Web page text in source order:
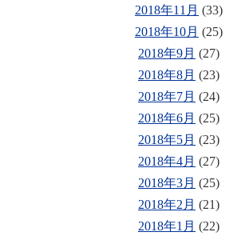
2018年11月 (33)
2018年10月 (25)
2018年9月 (27)
2018年8月 (23)
2018年7月 (24)
2018年6月 (25)
2018年5月 (23)
2018年4月 (27)
2018年3月 (25)
2018年2月 (21)
2018年1月 (22)